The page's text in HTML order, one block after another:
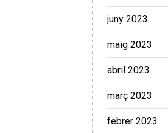
juny 2023
maig 2023
abril 2023
març 2023
febrer 2023